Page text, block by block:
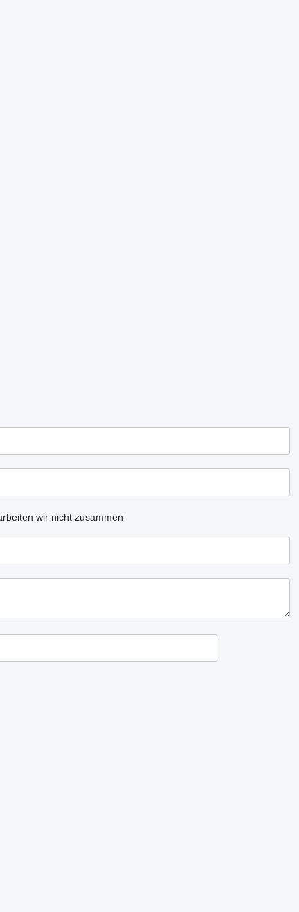
wir nicht zusammen